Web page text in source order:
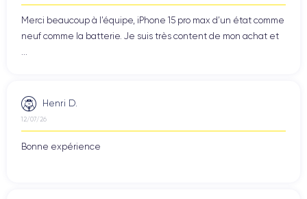
Merci beaucoup à l’équipe, iPhone 15 pro max d’un état comme
neuf comme la batterie. Je suis très content de mon achat et
Henri D.
12/07/26
Bonne expérience